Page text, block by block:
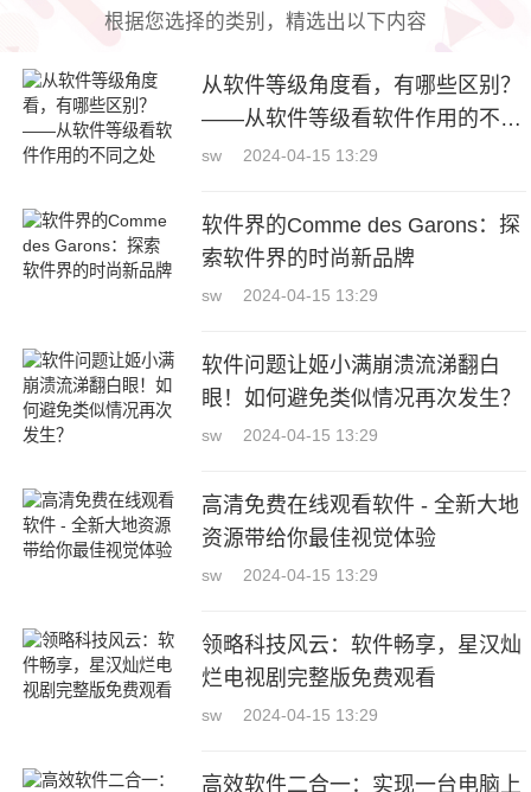
根据您选择的类别，精选出以下内容
从软件等级角度看，有哪些区别？
——从软件等级看软件作用的不同
之处
sw 2024-04-15 13:29
软件界的Comme des Garons：探
索软件界的时尚新品牌
sw 2024-04-15 13:29
软件问题让姬小满崩溃流涕翻白
眼！如何避免类似情况再次发生？
sw 2024-04-15 13:29
高清免费在线观看软件 - 全新大地
资源带给你最佳视觉体验
sw 2024-04-15 13:29
领略科技风云：软件畅享，星汉灿
烂电视剧完整版免费观看
sw 2024-04-15 13:29
高效软件二合一：实现一台电脑上